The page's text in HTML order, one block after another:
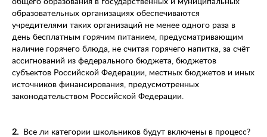
общего образования в государственных и муниципальных
образовательных организациях обеспечиваются
учредителями таких организаций не менее одного раза в
день бесплатным горячим питанием, предусматривающим
наличие горячего блюда, не считая горячего напитка, за счёт
ассигнований из федерального бюджета, бюджетов
субъектов Российской Федерации, местных бюджетов и иных
источников финансирования, предусмотренных
законодательством Российской Федерации.
2. Все ли категории школьников будут включены в процесс?